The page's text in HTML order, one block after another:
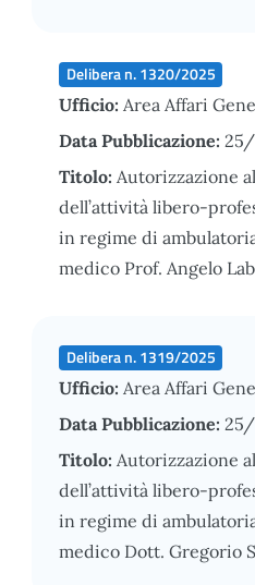
Delibera n. 1320/2025
Ufficio: Area Affari
Data Pubblicazione:
Titolo: Autorizzazione
dell’attività libero-
in regime di
medico Prof. Angelo
Delibera n. 1319/2025
Ufficio: Area Affari
Data Pubblicazione:
Titolo: Autorizzazione
dell’attività libero-
in regime di
medico Dott. Gregorio